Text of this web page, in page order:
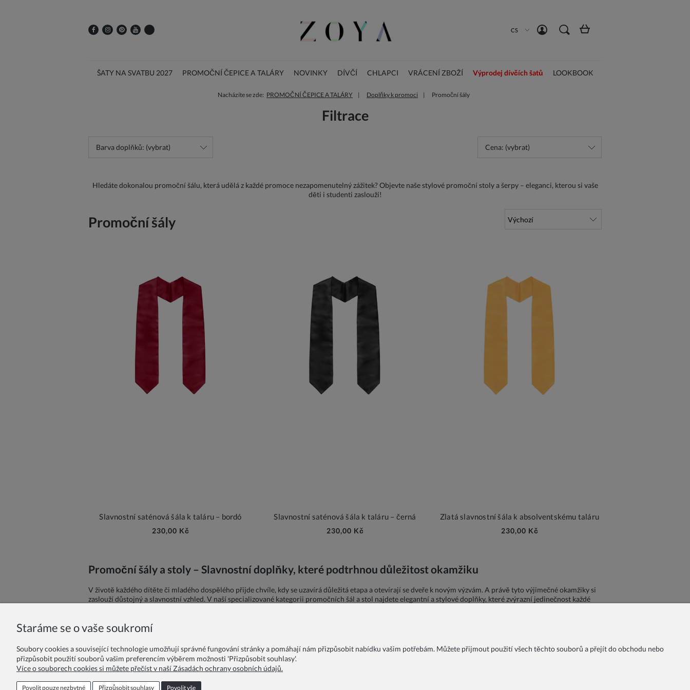
CS
ŠATY NA SVATBU 2027 PROMOČNÍ ČEPICE A TALÁRY NOVINKY DÍVČÍ CHLAPCI VRÁCENÍ ZBOŽÍ Výprodej dívčích šatů LOOKBOOK
Nacházíte se zde: PROMOČNÍ ČEPICE A TALÁRY Doplňky k promoci Promoční šály
Filtrace
Barva doplňků: (vybrat) Cena: (vybrat)
Hledáte dokonalou promoční šálu, která udělá z každé promoce nezapomenutelný zážitek? Objevte naše stylové promoční stoly a šerpy – eleganci, kterou si vaše
děti i studenti zaslouží!
Promoční šály
Slavnostní saténová šála k taláru – bordó
230,00 Kč
Slavnostní saténová šála k taláru – černá
230,00 Kč
Zlatá slavnostní šála k absolventskému taláru
230,00 Kč
Promoční šály a stoly – Slavnostní doplňky, které podtrhnou důležitost okamžiku
V životě každého dítěte či mladého dospělého přijde chvíle, kdy se uzavírá důležitá etapa a otevírají se dveře k novým výzvám. A právě tyto výjimečné okamžiky si
zaslouží důstojný a slavnostní vzhled. V naší specializované kategorii promočních šál a stol najdete elegantní a stylové doplňky, které zvýrazní jedinečnost každé
Věrnostní program Pro školy a školky
Staráme se o vaše soukromí
Soubory cookies a související technologie umožňují správné fungování stránky a pomáhají nám přizpůsobit nabídku vašim potřebám. Můžete přijmout použití všech těchto souborů a přejít do obchodu nebo
přizpůsobit použití souborů vašim preferencím výběrem možnosti 'Přizpůsobit souhlasy'.
Více o souborech cookies si můžete přečíst v naší Zásadách ochrany osobních údajů.
Povolit pouze nezbytné Přizpůsobit souhlasy Povolit vše